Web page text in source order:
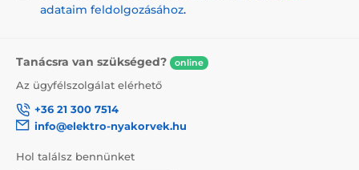
adataim feldolgozásához.
Tanácsra van szükséged? online
Az ügyfélszolgálat elérhető
+36 21 300 7514
info@elektro-nyakorvek.hu
Hol találsz bennünket